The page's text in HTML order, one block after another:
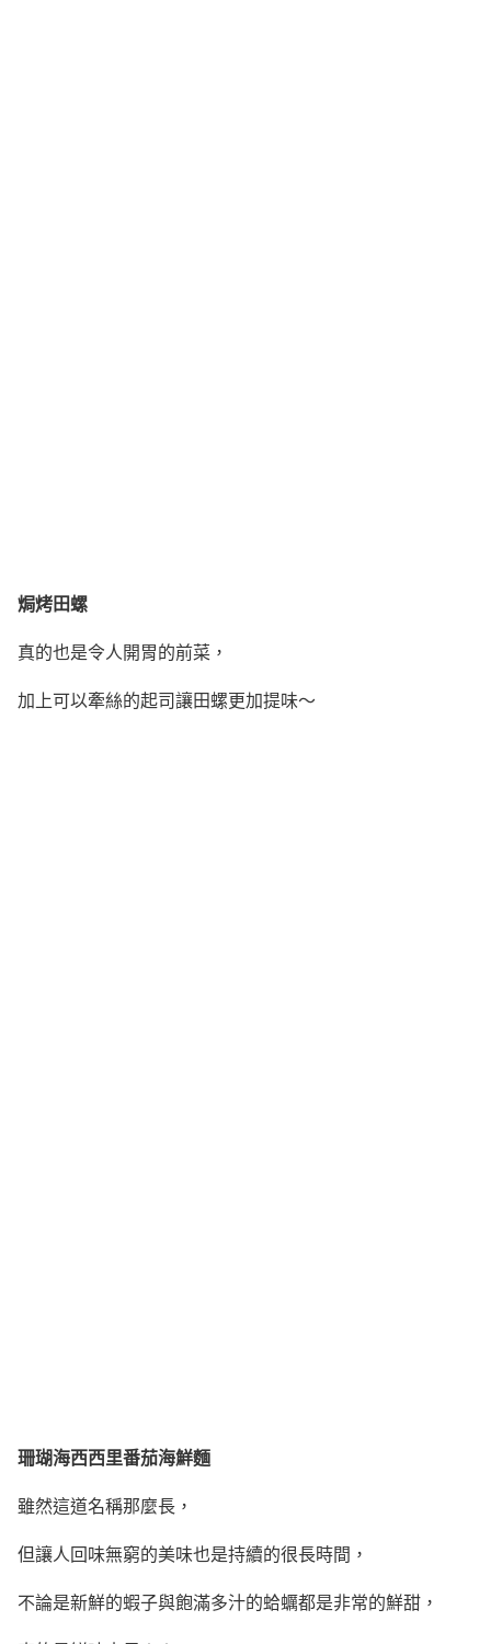
焗烤田螺
真的也是令人開胃的前菜，
加上可以牽絲的起司讓田螺更加提味～
珊瑚海西西里番茄海鮮麵
雖然這道名稱那麼長，
但讓人回味無窮的美味也是持續的很長時間，
不論是新鮮的蝦子與飽滿多汁的蛤蠣都是非常的鮮甜，